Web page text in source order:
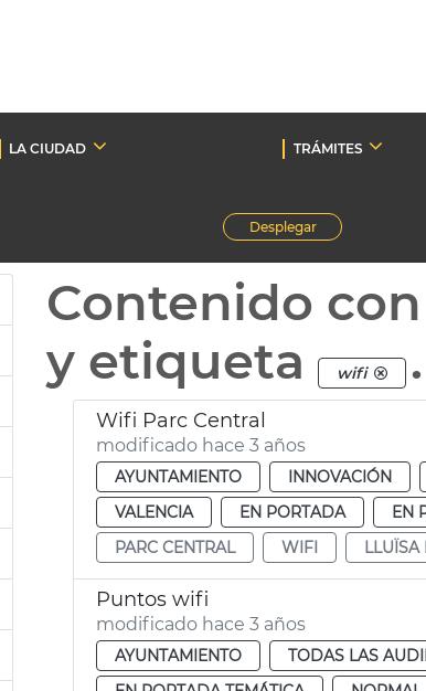
LA CIUDAD TRÁMITES
Desplegar
Contenido
y etiqueta wifi .
Wifi Parc Central
modificado hace 3 años
AYUNTAMIENTO INNOVACIÓN
VALENCIA
EN PORTADA EN
PARC CENTRAL
WIFI LLUÏSA
Puntos wifi
modificado hace 3 años
AYUNTAMIENTO TODAS LAS